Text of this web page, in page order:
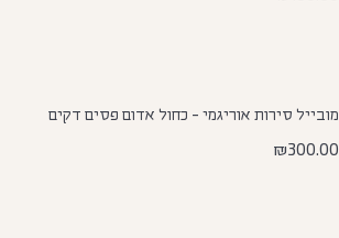
מובייל סירות אוריגמי - כחול אדום פסים דקים
₪300.00